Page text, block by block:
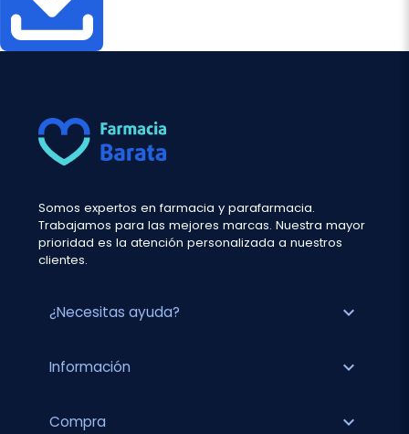
Somos expertos en farmacia y parafarmacia.
Trabajamos para las mejores marcas. Nuestra mayor
prioridad es la atención personalizada a nuestros
clientes.
¿Necesitas ayuda? expand_more
Información expand_more
Compra expand_more